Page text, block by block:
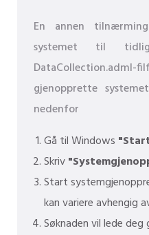
En annen
systemet til
DataCollection.adml-
gjenopprette
nedenfor
Gå til Windows
Skriv
Start
kan variere avhengig
Søknaden vil lede